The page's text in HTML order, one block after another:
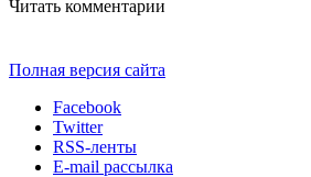
Читать комментарии
Полная версия сайта
Facebook
Twitter
RSS-ленты
E-mail рассылка